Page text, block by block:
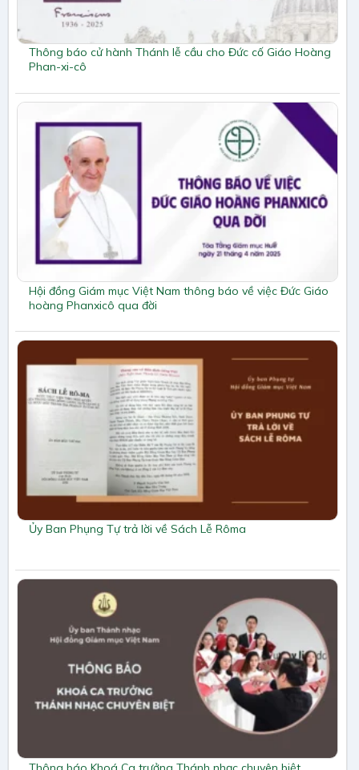
Thông báo cử hành Thánh lễ cầu cho Đức cố Giáo Hoàng
Phan-xi-cô
Hội đồng Giám mục Việt Nam thông báo về việc Đức Giáo
hoàng Phanxicô qua đời
Ủy Ban Phụng Tự trả lời về Sách Lễ Rôma